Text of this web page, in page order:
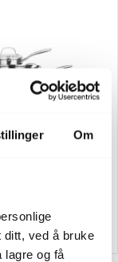
Om
ditt, ved å bruke
lagre og få